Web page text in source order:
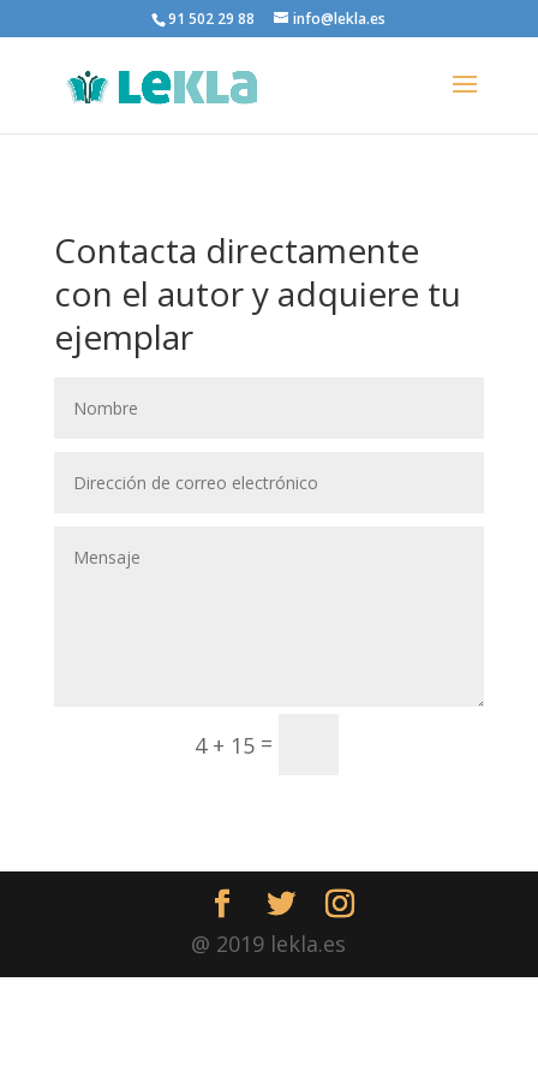
91 502 29 88 info@lekla.es
Contacta directamente
con el autor y adquiere tu
ejemplar
4 + 15 =
@ 2019 lekla.es